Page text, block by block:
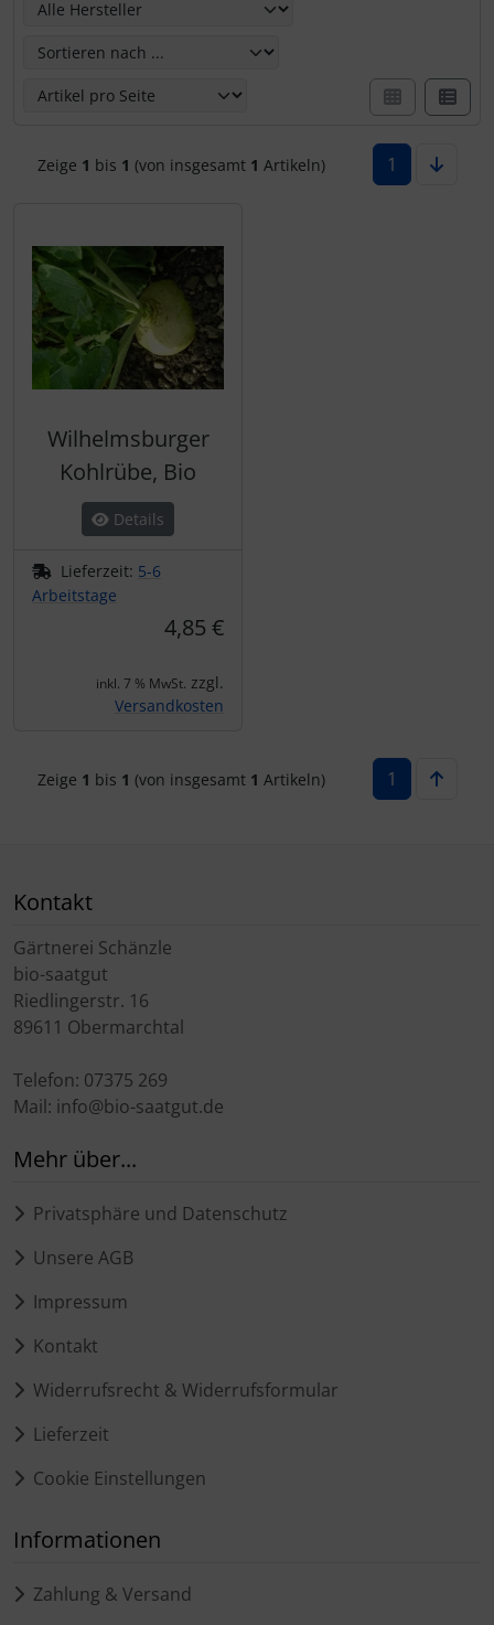
Zeige 1 bis 1 (von insgesamt 1 Artikeln) 1
Wilhelmsburger
Kohlrübe, Bio
Details
Lieferzeit: 5-6
Arbeitstage
4,85 €
inkl. 7 % MwSt. zzgl.
Versandkosten
Zeige 1 bis 1 (von insgesamt 1 Artikeln) 1
Kontakt
Gärtnerei Schänzle
bio-saatgut
Riedlingerstr. 16
89611 Obermarchtal
Telefon: 07375 269
Mail: info@bio-saatgut.de
Mehr über...
Privatsphäre und Datenschutz
Unsere AGB
Impressum
Kontakt
Widerrufsrecht & Widerrufsformular
Lieferzeit
Cookie Einstellungen
Informationen
Zahlung & Versand